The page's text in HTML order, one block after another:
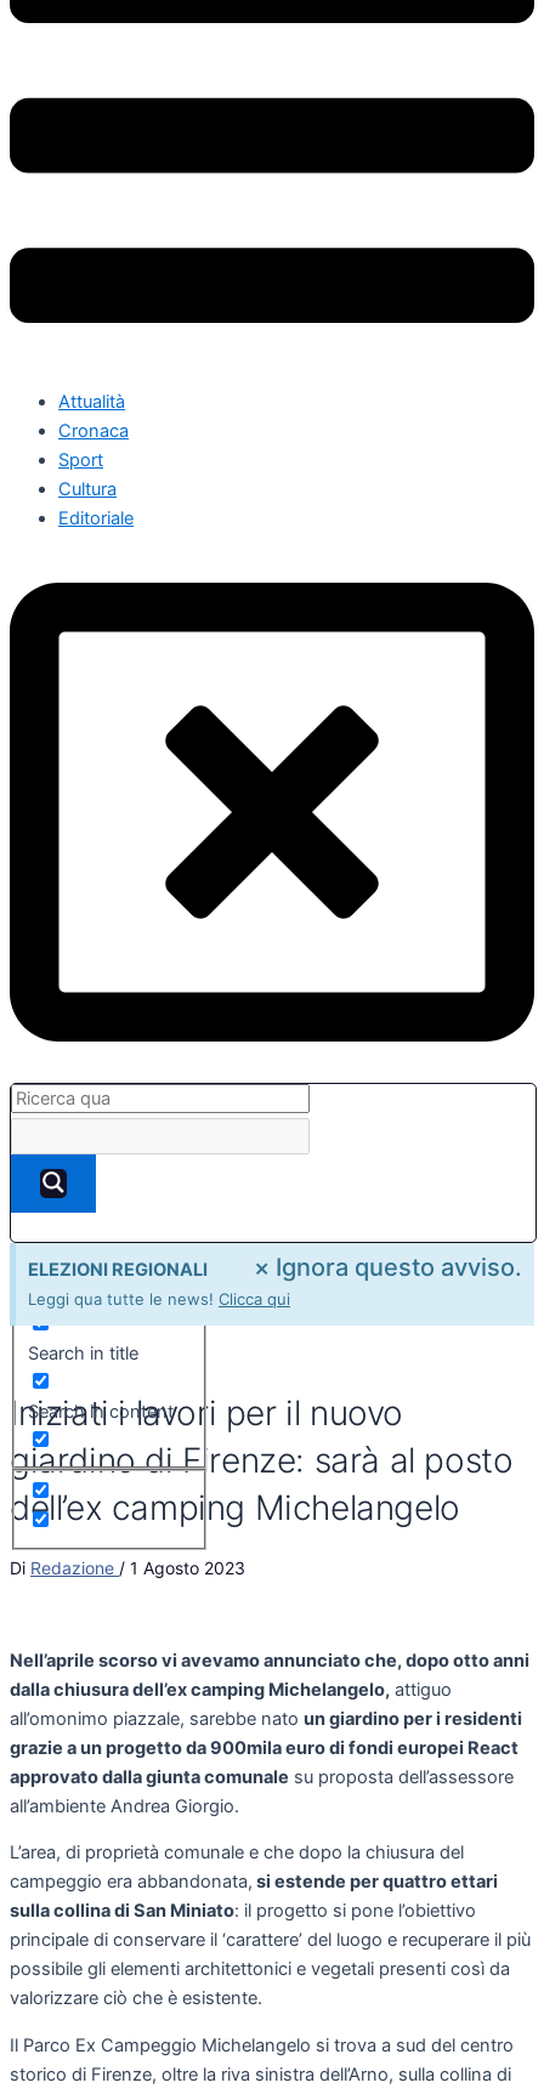
Attualità
Cronaca
Sport
Cultura
Editoriale
Exact matches only
Search in title
Search in content
ELEZIONI REGIONALI
Leggi qua tutte le news! Clicca qui
× Ignora questo avviso.
Iniziati i lavori per il nuovo
giardino di Firenze: sarà al posto
dell’ex camping Michelangelo
Di Redazione / 1 Agosto 2023
Nell’aprile scorso vi avevamo annunciato che, dopo otto anni
dalla chiusura dell’ex camping Michelangelo, attiguo
all’omonimo piazzale, sarebbe nato un giardino per i residenti
grazie a un progetto da 900mila euro di fondi europei React
approvato dalla giunta comunale su proposta dell’assessore
all’ambiente Andrea Giorgio.
L’area, di proprietà comunale e che dopo la chiusura del
campeggio era abbandonata, si estende per quattro ettari
sulla collina di San Miniato: il progetto si pone l’obiettivo
principale di conservare il ‘carattere’ del luogo e recuperare il più
possibile gli elementi architettonici e vegetali presenti così da
valorizzare ciò che è esistente.
Il Parco Ex Campeggio Michelangelo si trova a sud del centro
storico di Firenze, oltre la riva sinistra dell’Arno, sulla collina di